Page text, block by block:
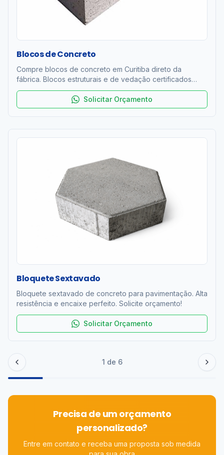
Blocos de Concreto
Compre blocos de concreto em Curitiba direto da
fábrica. Blocos estruturais e de vedação certificados
ABNT NBR 6136. Resistência 4 a 12 MPa. Entrega rápida
na RMC. Orçamento grátis!Solicitar Orçamento
Bloquete Sextavado
Bloquete sextavado de concreto para pavimentação. Alta
resistência e encaixe perfeito. Solicite orçamento!
Solicitar Orçamento
1 de 6
Precisa de um orçamento
personalizado?
Entre em contato e receba uma proposta sob medida